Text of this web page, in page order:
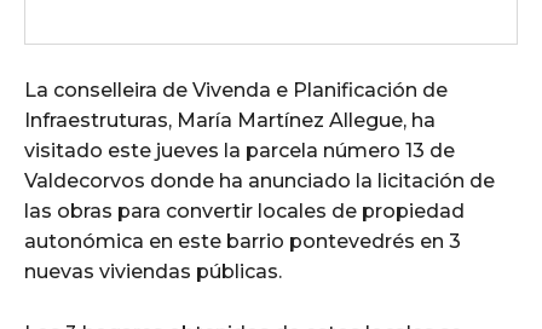
La conselleira de Vivenda e Planificación de
Infraestruturas, María Martínez Allegue, ha
visitado este jueves la parcela número 13 de
Valdecorvos donde ha anunciado la licitación de
las obras para convertir locales de propiedad
autonómica en este barrio pontevedrés en 3
nuevas viviendas públicas.